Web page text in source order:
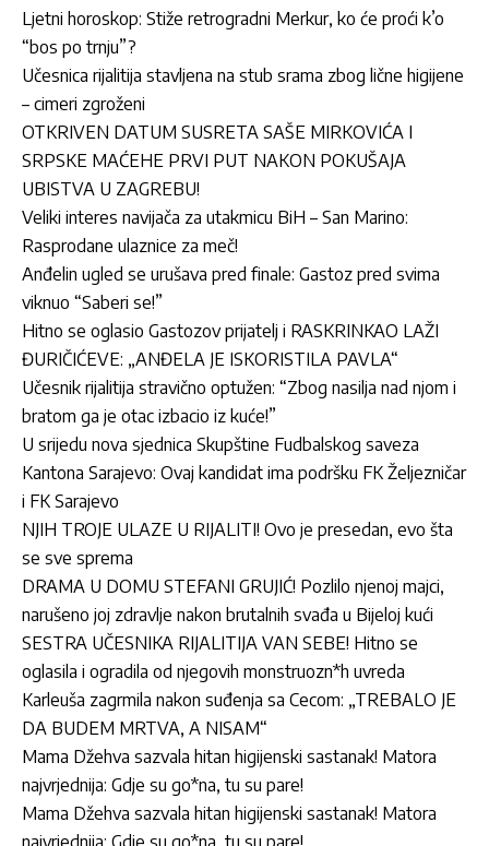
Ljetni horoskop: Stiže retrogradni Merkur, ko će proći k’o
“bos po trnju”?
Učesnica rijalitija stavljena na stub srama zbog lične higijene
– cimeri zgroženi
OTKRIVEN DATUM SUSRETA SAŠE MIRKOVIĆA I
SRPSKE MAĆEHE PRVI PUT NAKON POKUŠAJA
UBISTVA U ZAGREBU!
Veliki interes navijača za utakmicu BiH – San Marino:
Rasprodane ulaznice za meč!
Anđelin ugled se urušava pred finale: Gastoz pred svima
viknuo “Saberi se!”
Hitno se oglasio Gastozov prijatelj i RASKRINKAO LAŽI
ĐURIČIĆEVE: „ANĐELA JE ISKORISTILA PAVLA“
Učesnik rijalitija stravično optužen: “Zbog nasilja nad njom i
bratom ga je otac izbacio iz kuće!”
U srijedu nova sjednica Skupštine Fudbalskog saveza
Kantona Sarajevo: Ovaj kandidat ima podršku FK Željezničar
i FK Sarajevo
NJIH TROJE ULAZE U RIJALITI! Ovo je presedan, evo šta
se sve sprema
DRAMA U DOMU STEFANI GRUJIĆ! Pozlilo njenoj majci,
narušeno joj zdravlje nakon brutalnih svađa u Bijeloj kući
SESTRA UČESNIKA RIJALITIJA VAN SEBE! Hitno se
oglasila i ogradila od njegovih monstruozn*h uvreda
Karleuša zagrmila nakon suđenja sa Cecom: „TREBALO JE
DA BUDEM MRTVA, A NISAM“
Mama Džehva sazvala hitan higijenski sastanak! Matora
najvrjednija: Gdje su go*na, tu su pare!
Mama Džehva sazvala hitan higijenski sastanak! Matora
najvrjednija: Gdje su go*na, tu su pare!